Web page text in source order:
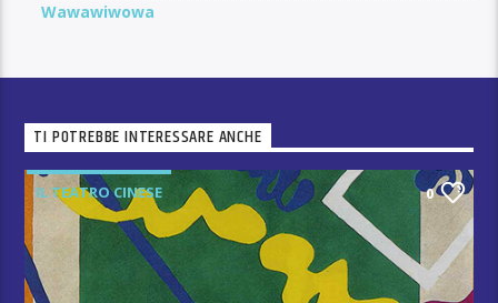
Wawawiwowa
TI POTREBBE INTERESSARE ANCHE
IL TEATRO CINESE 0